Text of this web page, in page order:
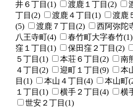
井６丁目(1)
渡鹿１丁目(2)
丁目(2)
渡鹿４丁目(1) 渡鹿
(5)
渡鹿７丁目(2) 西阿弥陀
八王寺町(4)
春竹町大字春竹(1)
窪１丁目(1)
保田窪２丁目(2)
５丁目(1)
本荘６丁目(2) 南
４丁目(2)
迎町１丁目(9) 本
目(1)
本山４丁目(4) 本山町
１丁目(1)
横手２丁目(4) 横
世安２丁目(1)